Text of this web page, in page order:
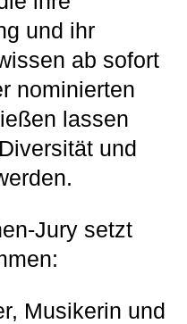
und ihr
ab sofort
nominierten
lassen
und
Jury setzt
Musikerin und